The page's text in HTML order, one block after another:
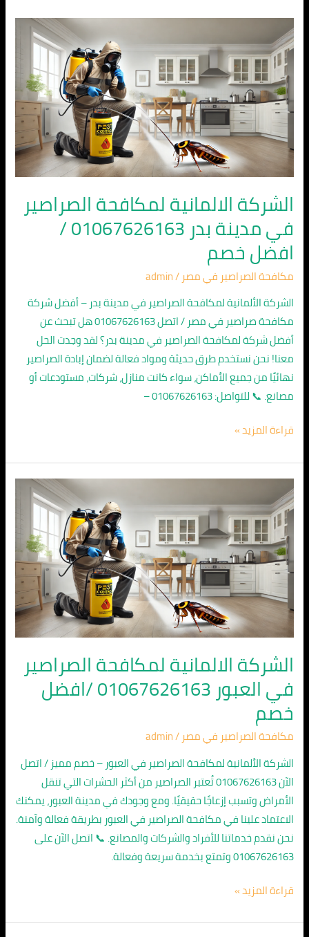
الشركة الالمانية لمكافحة الصراصير
في مدينة بدر 01067626163 /
افضل خصم
مكافحة الصراصير في مصر /
admin
الشركة الألمانية لمكافحة الصراصير في مدينة بدر – أفضل شركة
مكافحة صراصير في مصر / اتصل 01067626163 هل تبحث عن
أفضل شركة لمكافحة الصراصير في مدينة بدر؟ لقد وجدت الحل
معنا! نحن نستخدم طرق حديثة ومواد فعالة لضمان إبادة الصراصير
نهائيًا من جميع الأماكن، سواء كانت منازل، شركات، مستودعات أو
مصانع. 📞 للتواصل: 01067626163 –
الشركة
الالمانية
لمكافحة
الصراصير
في
مدينة
بدر
01067626163
/
افضل
خصم
قراءة المزيد »
الشركة الالمانية لمكافحة الصراصير
في العبور 01067626163 /افضل
خصم
مكافحة الصراصير في مصر/
admin
الشركة الألمانية لمكافحة الصراصير في العبور – خصم مميز / اتصل
الآن 01067626163 تُعتبر الصراصير من أكثر الحشرات التي تنقل
الأمراض وتسبب إزعاجًا حقيقيًا. ومع وجودك في مدينة العبور، يمكنك
الاعتماد علينا في مكافحة الصراصير في العبور بطريقة فعالة وآمنة.
نحن نقدم خدماتنا للأفراد والشركات والمصانع. 📞 اتصل الآن على
01067626163 وتمتع بخدمة سريعة وفعالة.
الشركة
الالمانية
لمكافحة
الصراصير
في
العبور
01067626163
/
افضل
خصم
قراءة المزيد »